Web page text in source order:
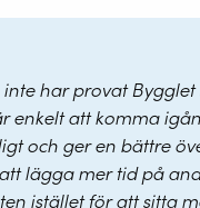
har provat
enkelt att komma
och ger en bättre
lägga mer tid på
istället för att sitta